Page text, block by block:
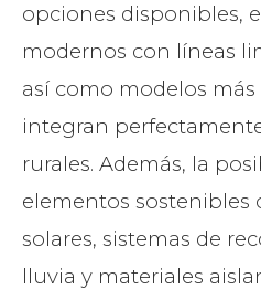
opciones disponibles,
modernos con líneas
así como modelos
integran
rurales. Además, la
elementos sostenibles
solares, sistemas de
lluvia y materiales